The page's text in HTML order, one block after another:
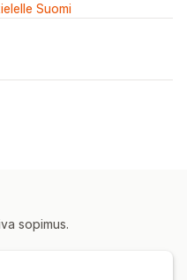
Suomi
sopimus.